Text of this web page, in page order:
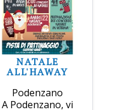
NATALE
ALL'HAWAY
Podenzano
A Podenzano, vi